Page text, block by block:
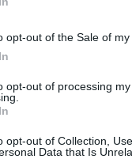
opt-out of the Sale of my
opt-out of processing
opt-out of Collection,
Data that Is